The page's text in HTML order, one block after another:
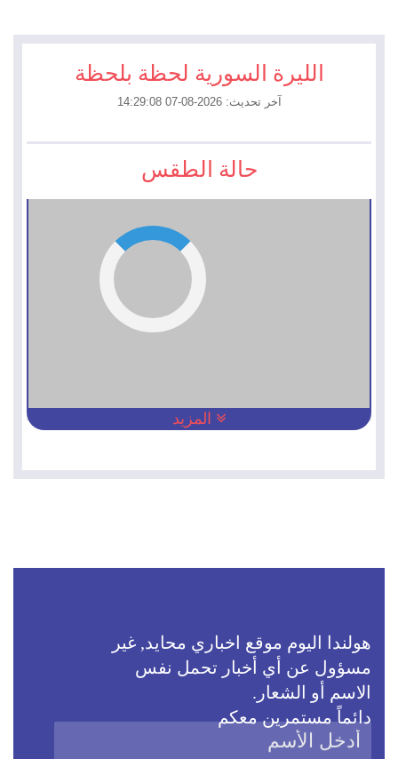
الليرة السورية لحظة بلحظة
آخر تحديث: 2026-08-07 14:29:08
حالة الطقس
المزيد
هولندا اليوم موقع اخباري محايد, غير
مسؤول عن أي أخبار تحمل نفس
الاسم أو الشعار.
دائماً مستمرين معكم